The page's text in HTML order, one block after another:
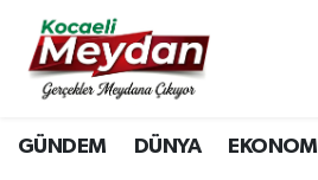
GÜNDEM DÜNYA EKONOMİ
Nöbetçi Eczaneler
Hava Durumu